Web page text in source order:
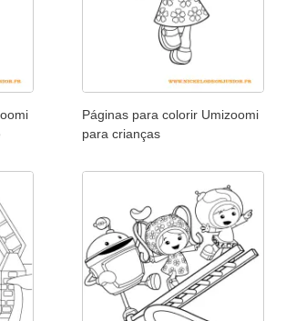
Páginas para colorir Umizoomi
para crianças